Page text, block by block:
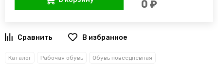
0 ₽
В избранное
Каталог Рабочая обувь Обувь повседневная